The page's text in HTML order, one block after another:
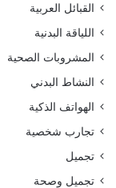
القبائل العربية
اللياقة البدنية
المشروبات الصحية
النشاط البدني
الهواتف الذكية
تجارب شخصية
تجميل
تجميل وصحة